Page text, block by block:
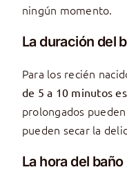
ningún momento.
La duración del
Para los recién
de 5 a 10 minutos
prolongados
pueden secar la
La hora del baño